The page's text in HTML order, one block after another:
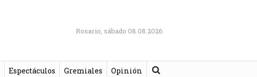
Rosario, sábado 08.08.2026
Espectáculos Gremiales Opinión Buscar